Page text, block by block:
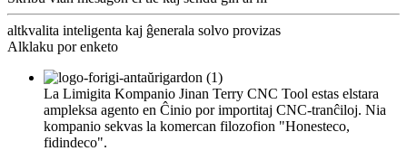
altkvalita inteligenta kaj ĝenerala solvo provizas
Alklaku por enketo
La Limigita Kompanio Jinan Terry CNC Tool estas elstara
ampleksa agento en Ĉinio por importitaj CNC-tranĉiloj. Nia
kompanio sekvas la komercan filozofion "Honesteco,
fidindeco".